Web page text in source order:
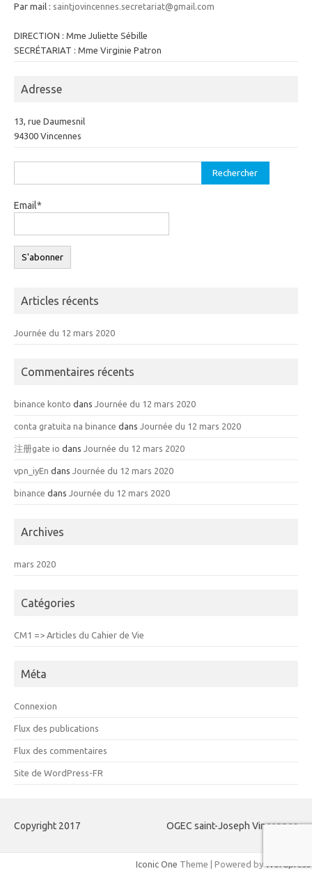
Par mail : saintjovincennes.secretariat@gmail.com
DIRECTION : Mme Juliette Sébille
SECRÉTARIAT : Mme Virginie Patron
Adresse
13, rue Daumesnil
94300 Vincennes
Email*
Articles récents
Journée du 12 mars 2020
Commentaires récents
binance konto dans Journée du 12 mars 2020
conta gratuita na binance dans Journée du 12 mars 2020
注册gate io dans Journée du 12 mars 2020
vpn_iyEn dans Journée du 12 mars 2020
binance dans Journée du 12 mars 2020
Archives
mars 2020
Catégories
CM1 => Articles du Cahier de Vie
Méta
Connexion
Flux des publications
Flux des commentaires
Site de WordPress-FR
Copyright 2017 OGEC saint-Joseph Vincennes
Iconic One Theme | Powered byWordpress